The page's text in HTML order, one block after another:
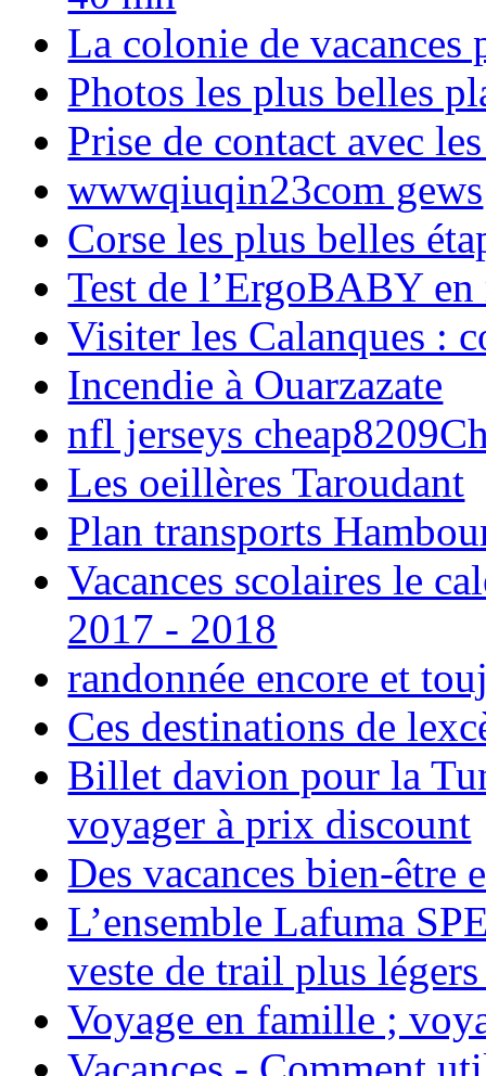
La colonie de vacances
Photos les plus belles
Prise de contact avec
wwwqiuqin23com gews
Corse les plus belles
Test de l’ErgoBABY en
Visiter les Calanques :
Incendie à Ouarzazate
nfl jerseys
Les oeillères Taroudant
Plan transports
Vacances scolaires le
2017 - 2018
randonnée encore et
Ces destinations de
Billet davion pour la
voyager à prix discount
Des vacances bien-être
L’ensemble Lafuma
veste de trail plus
Voyage en famille ;